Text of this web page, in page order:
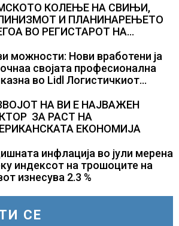
да возат и во недела
КОЛЕЊЕ НА СВИЊИ,
И ПЛАНИНАРЕЊЕТО
ВО РЕГИСТАРОТ НА
можности: Нови вработени ја
својата професионална
во Lidl Логистичкиот
НА ВИ Е НАЈВАЖЕН
ЗА РАСТ НА
ЕКОНОМИЈА
инфлација во јули мерена
индексот на трошоците на
изнесува 2.3 %
СЕ